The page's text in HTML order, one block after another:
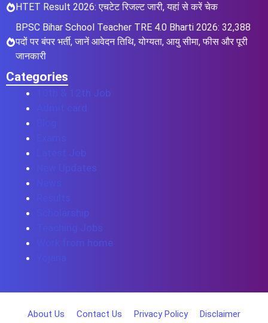
HTET Result 2026: एचटेट रिजल्ट जारी, यहां से करें चेक
BPSC Bihar School Teacher TRE 4.0 Bharti 2026: 32,388
पदों पर बंपर भर्ती, जानें आवेदन तिथि, योग्यता, आयु सीमा, फीस और पूरी
जानकारी
Categories
10th & 12th Job
Admit card
Latest Job
New Updates
Results
Scholarship
Teaching Jobs
Work from home
About Us Contact Us Privacy Policy Disclaimer